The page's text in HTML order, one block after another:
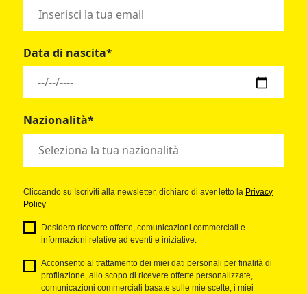
Data di nascita*
Nazionalità*
Cliccando su Iscriviti alla newsletter, dichiaro di aver letto la Privacy
Policy
Desidero ricevere offerte, comunicazioni commerciali e
informazioni relative ad eventi e iniziative.
Acconsento al trattamento dei miei dati personali per finalità di
profilazione, allo scopo di ricevere offerte personalizzate,
comunicazioni commerciali basate sulle mie scelte, i miei